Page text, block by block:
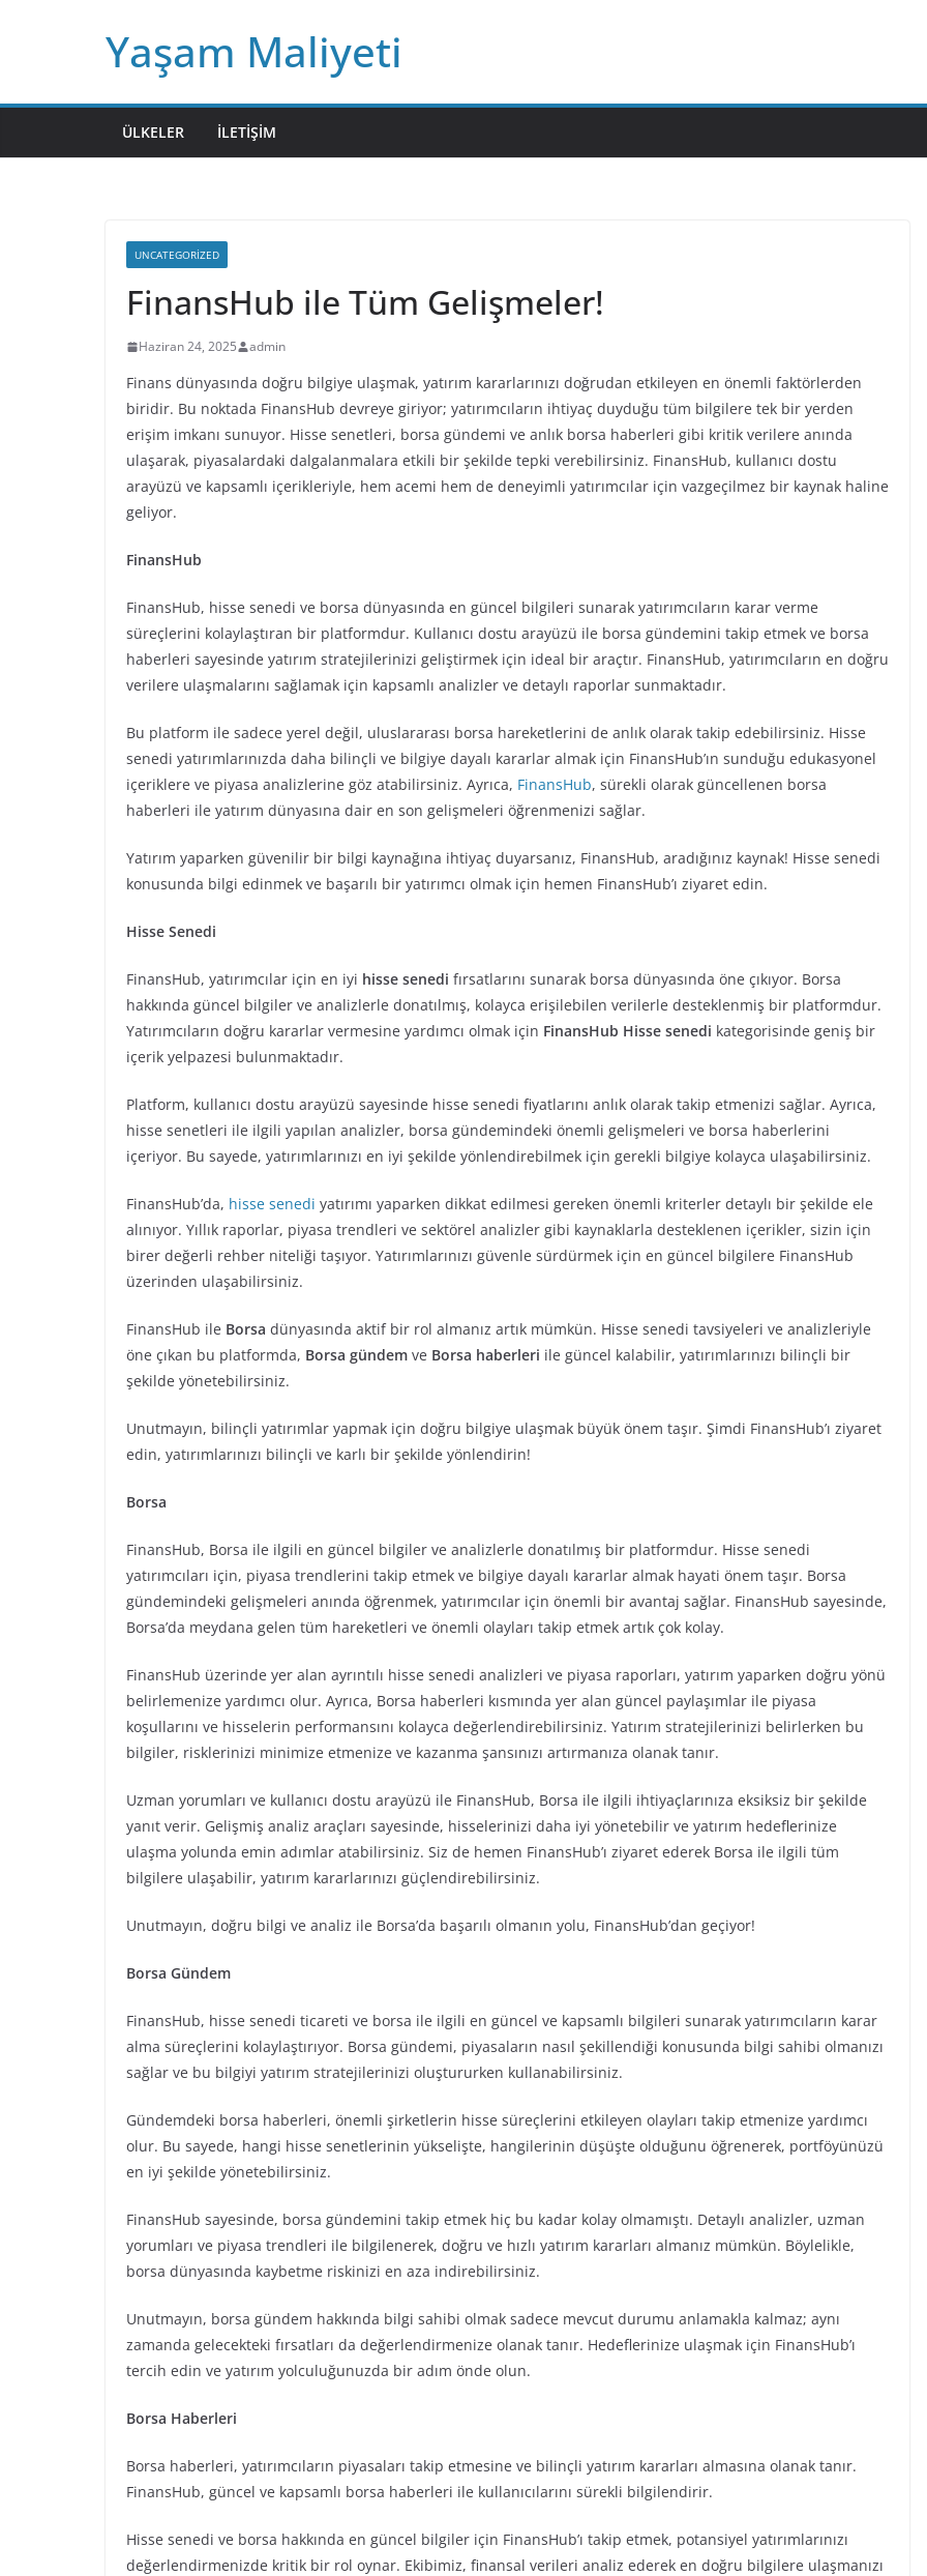
Yaşam Maliyeti
ÜLKELER İLETIŞIM
UNCATEGORIZED
FinansHub ile Tüm Gelişmeler!
Haziran 24, 2025 admin
Finans dünyasında doğru bilgiye ulaşmak, yatırım kararlarınızı doğrudan etkileyen en önemli faktörlerden
biridir. Bu noktada FinansHub devreye giriyor; yatırımcıların ihtiyaç duyduğu tüm bilgilere tek bir yerden
erişim imkanı sunuyor. Hisse senetleri, borsa gündemi ve anlık borsa haberleri gibi kritik verilere anında
ulaşarak, piyasalardaki dalgalanmalara etkili bir şekilde tepki verebilirsiniz. FinansHub, kullanıcı dostu
arayüzü ve kapsamlı içerikleriyle, hem acemi hem de deneyimli yatırımcılar için vazgeçilmez bir kaynak haline
geliyor.
FinansHub
FinansHub, hisse senedi ve borsa dünyasında en güncel bilgileri sunarak yatırımcıların karar verme
süreçlerini kolaylaştıran bir platformdur. Kullanıcı dostu arayüzü ile borsa gündemini takip etmek ve borsa
haberleri sayesinde yatırım stratejilerinizi geliştirmek için ideal bir araçtır. FinansHub, yatırımcıların en doğru
verilere ulaşmalarını sağlamak için kapsamlı analizler ve detaylı raporlar sunmaktadır.
Bu platform ile sadece yerel değil, uluslararası borsa hareketlerini de anlık olarak takip edebilirsiniz. Hisse
senedi yatırımlarınızda daha bilinçli ve bilgiye dayalı kararlar almak için FinansHub’ın sunduğu edukasyonel
içeriklere ve piyasa analizlerine göz atabilirsiniz. Ayrıca, FinansHub, sürekli olarak güncellenen borsa
haberleri ile yatırım dünyasına dair en son gelişmeleri öğrenmenizi sağlar.
Yatırım yaparken güvenilir bir bilgi kaynağına ihtiyaç duyarsanız, FinansHub, aradığınız kaynak! Hisse senedi
konusunda bilgi edinmek ve başarılı bir yatırımcı olmak için hemen FinansHub’ı ziyaret edin.
Hisse Senedi
FinansHub, yatırımcılar için en iyi hisse senedi fırsatlarını sunarak borsa dünyasında öne çıkıyor. Borsa
hakkında güncel bilgiler ve analizlerle donatılmış, kolayca erişilebilen verilerle desteklenmiş bir platformdur.
Yatırımcıların doğru kararlar vermesine yardımcı olmak için FinansHub Hisse senedi kategorisinde geniş bir
içerik yelpazesi bulunmaktadır.
Platform, kullanıcı dostu arayüzü sayesinde hisse senedi fiyatlarını anlık olarak takip etmenizi sağlar. Ayrıca,
hisse senetleri ile ilgili yapılan analizler, borsa gündemindeki önemli gelişmeleri ve borsa haberlerini
içeriyor. Bu sayede, yatırımlarınızı en iyi şekilde yönlendirebilmek için gerekli bilgiye kolayca ulaşabilirsiniz.
FinansHub’da, hisse senedi yatırımı yaparken dikkat edilmesi gereken önemli kriterler detaylı bir şekilde ele
alınıyor. Yıllık raporlar, piyasa trendleri ve sektörel analizler gibi kaynaklarla desteklenen içerikler, sizin için
birer değerli rehber niteliği taşıyor. Yatırımlarınızı güvenle sürdürmek için en güncel bilgilere FinansHub
üzerinden ulaşabilirsiniz.
FinansHub ile Borsa dünyasında aktif bir rol almanız artık mümkün. Hisse senedi tavsiyeleri ve analizleriyle
öne çıkan bu platformda, Borsa gündem ve Borsa haberleri ile güncel kalabilir, yatırımlarınızı bilinçli bir
şekilde yönetebilirsiniz.
Unutmayın, bilinçli yatırımlar yapmak için doğru bilgiye ulaşmak büyük önem taşır. Şimdi FinansHub’ı ziyaret
edin, yatırımlarınızı bilinçli ve karlı bir şekilde yönlendirin!
Borsa
FinansHub, Borsa ile ilgili en güncel bilgiler ve analizlerle donatılmış bir platformdur. Hisse senedi
yatırımcıları için, piyasa trendlerini takip etmek ve bilgiye dayalı kararlar almak hayati önem taşır. Borsa
gündemindeki gelişmeleri anında öğrenmek, yatırımcılar için önemli bir avantaj sağlar. FinansHub sayesinde,
Borsa’da meydana gelen tüm hareketleri ve önemli olayları takip etmek artık çok kolay.
FinansHub üzerinde yer alan ayrıntılı hisse senedi analizleri ve piyasa raporları, yatırım yaparken doğru yönü
belirlemenize yardımcı olur. Ayrıca, Borsa haberleri kısmında yer alan güncel paylaşımlar ile piyasa
koşullarını ve hisselerin performansını kolayca değerlendirebilirsiniz. Yatırım stratejilerinizi belirlerken bu
bilgiler, risklerinizi minimize etmenize ve kazanma şansınızı artırmanıza olanak tanır.
Uzman yorumları ve kullanıcı dostu arayüzü ile FinansHub, Borsa ile ilgili ihtiyaçlarınıza eksiksiz bir şekilde
yanıt verir. Gelişmiş analiz araçları sayesinde, hisselerinizi daha iyi yönetebilir ve yatırım hedeflerinize
ulaşma yolunda emin adımlar atabilirsiniz. Siz de hemen FinansHub’ı ziyaret ederek Borsa ile ilgili tüm
bilgilere ulaşabilir, yatırım kararlarınızı güçlendirebilirsiniz.
Unutmayın, doğru bilgi ve analiz ile Borsa’da başarılı olmanın yolu, FinansHub’dan geçiyor!
Borsa Gündem
FinansHub, hisse senedi ticareti ve borsa ile ilgili en güncel ve kapsamlı bilgileri sunarak yatırımcıların karar
alma süreçlerini kolaylaştırıyor. Borsa gündemi, piyasaların nasıl şekillendiği konusunda bilgi sahibi olmanızı
sağlar ve bu bilgiyi yatırım stratejilerinizi oluştururken kullanabilirsiniz.
Gündemdeki borsa haberleri, önemli şirketlerin hisse süreçlerini etkileyen olayları takip etmenize yardımcı
olur. Bu sayede, hangi hisse senetlerinin yükselişte, hangilerinin düşüşte olduğunu öğrenerek, portföyünüzü
en iyi şekilde yönetebilirsiniz.
FinansHub sayesinde, borsa gündemini takip etmek hiç bu kadar kolay olmamıştı. Detaylı analizler, uzman
yorumları ve piyasa trendleri ile bilgilenerek, doğru ve hızlı yatırım kararları almanız mümkün. Böylelikle,
borsa dünyasında kaybetme riskinizi en aza indirebilirsiniz.
Unutmayın, borsa gündem hakkında bilgi sahibi olmak sadece mevcut durumu anlamakla kalmaz; aynı
zamanda gelecekteki fırsatları da değerlendirmenize olanak tanır. Hedeflerinize ulaşmak için FinansHub’ı
tercih edin ve yatırım yolculuğunuzda bir adım önde olun.
Borsa Haberleri
Borsa haberleri, yatırımcıların piyasaları takip etmesine ve bilinçli yatırım kararları almasına olanak tanır.
FinansHub, güncel ve kapsamlı borsa haberleri ile kullanıcılarını sürekli bilgilendirir.
Hisse senedi ve borsa hakkında en güncel bilgiler için FinansHub’ı takip etmek, potansiyel yatırımlarınızı
değerlendirmenizde kritik bir rol oynar. Ekibimiz, finansal verileri analiz ederek en doğru bilgilere ulaşmanızı